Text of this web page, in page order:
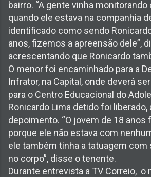
bairro. “A gente vinha monitorando
quando ele estava na companhia
identificado como sendo
anos, fizemos a apreensão dele”,
acrescentando que Ronicardo
O menor foi encaminhado para a
Infrator, na Capital, onde deverá
para o Centro Educacional do
Ronicardo Lima detido foi
depoimento. “O jovem de 18 anos
porque ele não estava com
ele também tinha a tatuagem
no corpo”, disse o tenente.
Durante entrevista a TV Correio, o